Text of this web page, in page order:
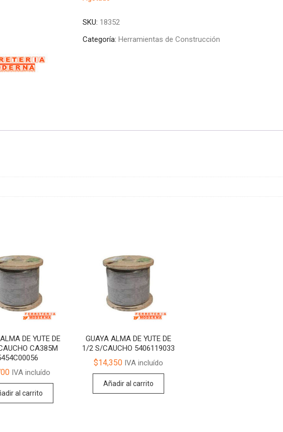
SKU: 18352
Categoría: Herramientas de Construcción
DE YUTE DE
CA385M
IVA incluído
al carrito
GUAYA ALMA DE YUTE DE
1/2 S/CAUCHO 5406119033
$14,350 IVA incluído
Añadir al carrito